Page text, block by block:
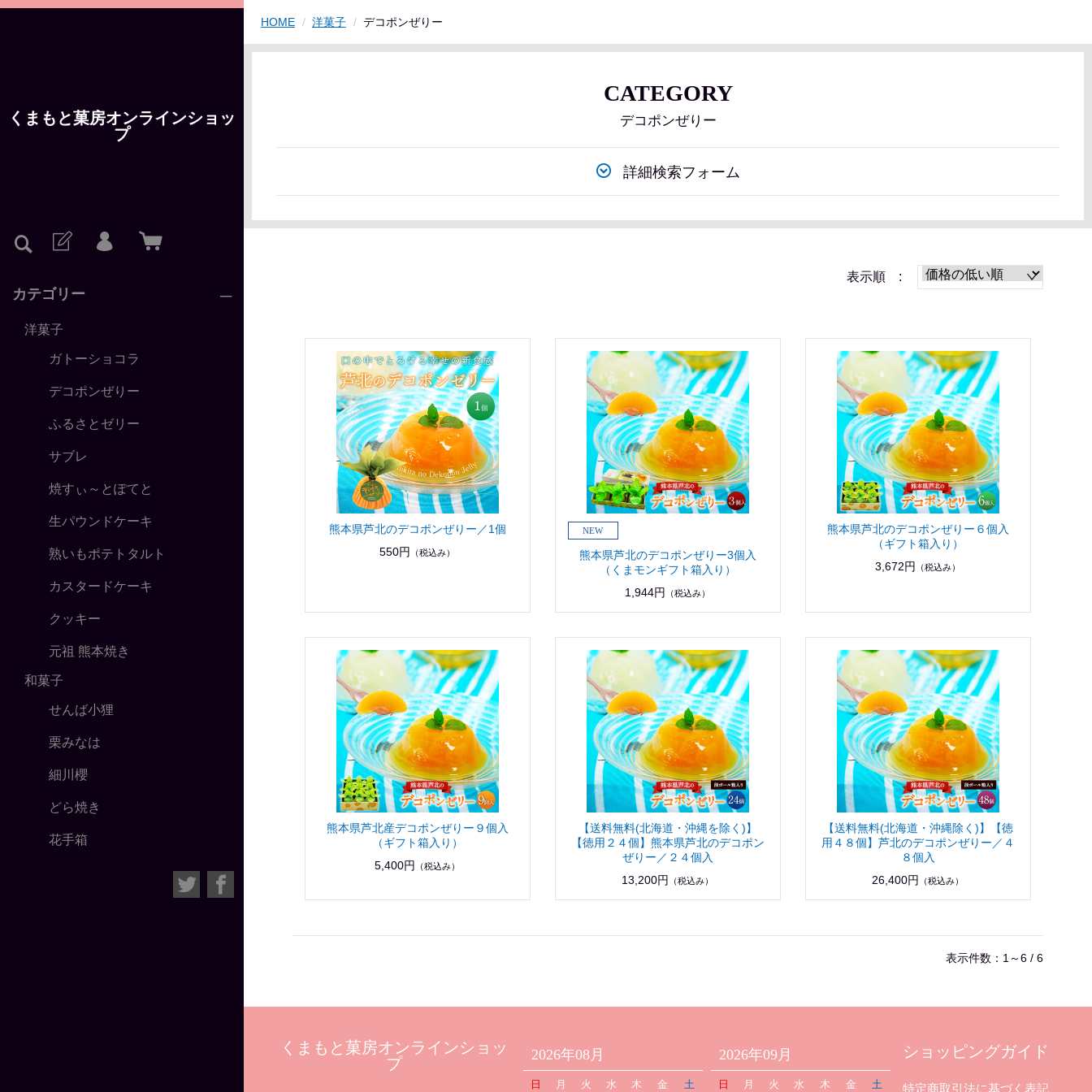
くまもと菓房オンラインショッ
プ
カテゴリー
洋菓子
ガトーショコラ
デコポンぜりー
ふるさとゼリー
サブレ
焼すぃ～とぽてと
生パウンドケーキ
熟いもポテトタルト
カスタードケーキ
クッキー
元祖 熊本焼き
和菓子
せんば小狸
栗みなは
細川櫻
どら焼き
花手箱
HOME 洋菓子 デコポンぜりー
CATEGORY
デコポンぜりー
詳細検索フォーム
表示順 :
熊本県芦北のデコポンぜりー／1個
550円
（税込み）
熊本県芦北のデコポンぜりー3個入
（くまモンギフト箱入り）
1,944円
（税込み）
熊本県芦北のデコポンぜりー６個入
（ギフト箱入り）
3,672円
（税込み）
熊本県芦北産デコポンぜりー９個入
（ギフト箱入り）
5,400円
（税込み）
【送料無料(北海道・沖縄を除く)】
【徳用２４個】熊本県芦北のデコポン
ぜりー／２４個入
13,200円
（税込み）
【送料無料(北海道・沖縄除く)】【徳
用４８個】芦北のデコポンぜりー／４
８個入
26,400円
（税込み）
表示件数：1～6 / 6
くまもと菓房オンラインショッ
プ
2026年08月
日 月 火 水 木 金 土
2026年09月
日 月 火 水 木 金 土
ショッピングガイド
特定商取引法に基づく表記